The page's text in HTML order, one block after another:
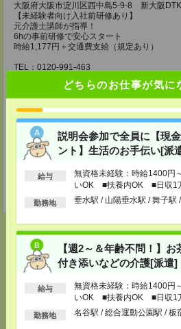
どちらのお仕事が気に
説明会参加で全員に【現
ント】生活のお手伝い[派
給与
無資格未経験：時給1400
いOK ■扶養内OK ■日収1
以上
勤務地 垂水駅 / 山陽垂水駅 / 舞子駅
【週2～＆年齢不問！】
付き添いなどの介護[派遣]
給与
無資格未経験：時給1400
いOK ■扶養内OK ■日収1
以上
勤務地 名谷駅 / 総合運動公園駅 / 板
大阪府大阪市淀川区西中島5-9-8 新大阪
【未経験者向け入社前研修あり】
元介護士講師が指導！
6hの事前研修で安心スタート
時給1,177円＋交通費支給（規定あり）
TEL：0120-991-463
tenshoku@nikken-ts.jp
担当：採用担当
メディカルケア事業部 京都オフィス
京都府京都市下京区東塩小路町843番地2
TEL：0120-975-927
MAIL：tenshoku@nikken-ts.jp
担当：採用担当
登録交通費
★今ならご来社登録でQUOカード2000円分
応募ペー
気になる！